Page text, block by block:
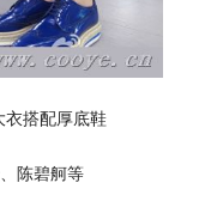
衣搭配厚底鞋
陈碧舸等